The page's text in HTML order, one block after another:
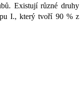
Existují různé druhy
I., který tvoří 90 % z